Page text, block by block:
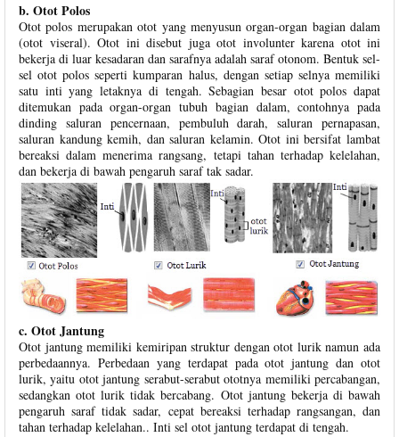
b. Otot Polos
Otot polos merupakan otot yang menyusun organ-organ bagian dalam
(otot viseral). Otot ini disebut juga otot involunter karena otot ini
bekerja di luar kesadaran dan sarafnya adalah saraf otonom. Bentuk sel-
sel otot polos seperti kumparan halus, dengan setiap selnya memiliki
satu inti yang letaknya di tengah. Sebagian besar otot polos dapat
ditemukan pada organ-organ tubuh bagian dalam, contohnya pada
dinding saluran pencernaan, pembuluh darah, saluran pernapasan,
saluran kandung kemih, dan saluran kelamin. Otot ini bersifat lambat
bereaksi dalam menerima rangsang, tetapi tahan terhadap kelelahan,
dan bekerja di bawah pengaruh saraf tak sadar.
c. Otot Jantung
Otot jantung memiliki kemiripan struktur dengan otot lurik namun ada
perbedaannya. Perbedaan yang terdapat pada otot jantung dan otot
lurik, yaitu otot jantung serabut-serabut ototnya memiliki percabangan,
sedangkan otot lurik tidak bercabang. Otot jantung bekerja di bawah
pengaruh saraf tidak sadar, cepat bereaksi terhadap rangsangan, dan
tahan terhadap kelelahan.. Inti sel otot jantung terdapat di tengah.